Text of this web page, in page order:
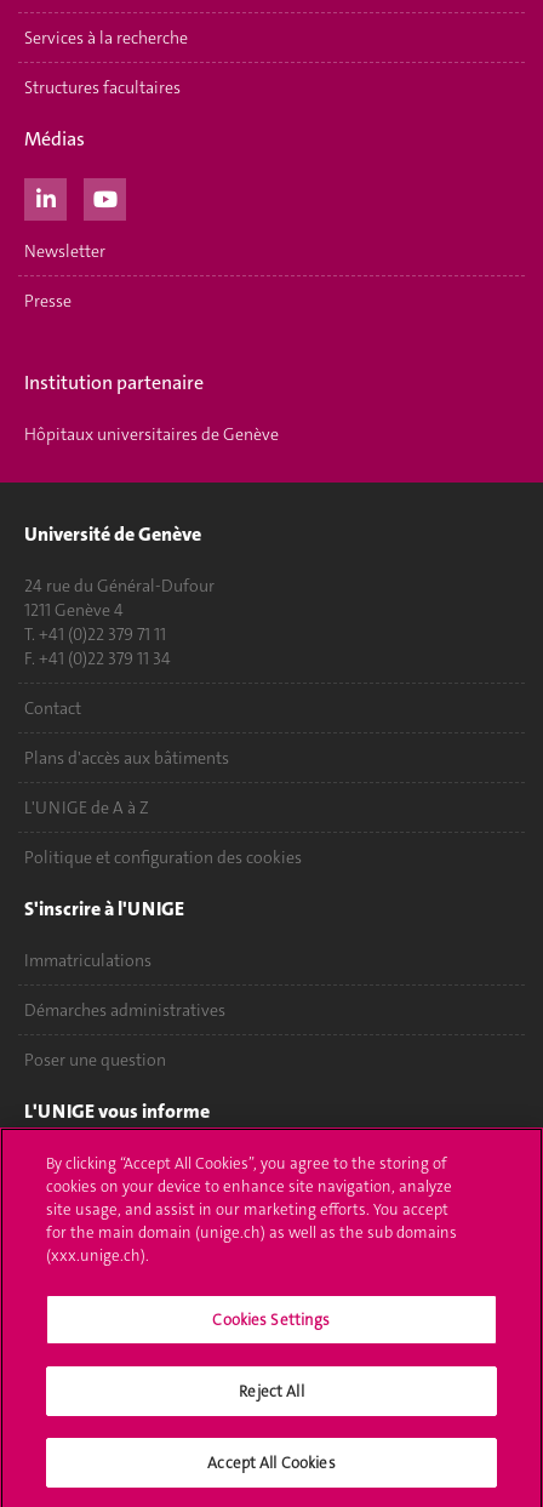
Services à la recherche
Structures facultaires
Médias
Newsletter
Presse
Institution partenaire
Hôpitaux universitaires de Genève
Université de Genève
24 rue du Général-Dufour
1211 Genève 4
T. +41 (0)22 379 71 11
F. +41 (0)22 379 11 34
Contact
Plans d'accès aux bâtiments
L'UNIGE de A à Z
Politique et configuration des cookies
S'inscrire à l'UNIGE
Immatriculations
Démarches administratives
Poser une question
L'UNIGE vous informe
UNIGE Mobile
Médias
Offres d'emploi
Calendrier académique
Médias sociaux UNIGE
By clicking “Accept All Cookies”, you agree to the storing of
cookies on your device to enhance site navigation, analyze
site usage, and assist in our marketing efforts. You accept
for the main domain (unige.ch) as well as the sub domains
(xxx.unige.ch).
Cookies Settings
Reject All
Accept All Cookies